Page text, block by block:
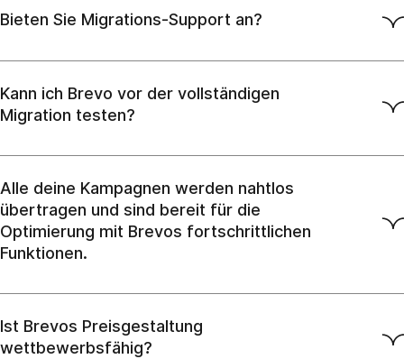
Bieten Sie Migrations-Support an?
Kann ich Brevo vor der vollständigen
Migration testen?
Alle deine Kampagnen werden nahtlos
übertragen und sind bereit für die
Optimierung mit Brevos fortschrittlichen
Funktionen.
Ist Brevos Preisgestaltung
wettbewerbsfähig?